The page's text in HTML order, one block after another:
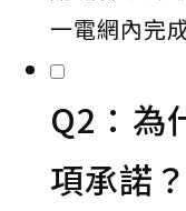
一電網內完
Q2：為
項承諾？